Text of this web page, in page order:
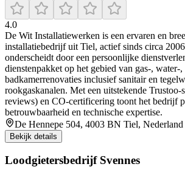
4.0
De Wit Installatiewerken is een ervaren en
installatiebedrijf uit Tiel, actief sinds circa
onderscheidt door een persoonlijke
dienstenpakket op het gebied van gas-, water-,
badkamerrenovaties inclusief sanitair en
rookgaskanalen. Met een uitstekende Trustoo-
reviews) en CO‑certificering toont het bedrijf
betrouwbaarheid en technische expertise.
De Hennepe 504, 4003 BN Tiel, Nederland
Bekijk details
Loodgietersbedrijf Svennes